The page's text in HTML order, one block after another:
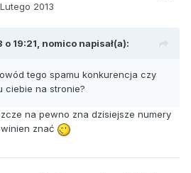
2013
19:21, nomico napisał(a):
tego spamu konkurencja czy
ciebie na stronie?
na pewno zna dzisiejsze numery
znać